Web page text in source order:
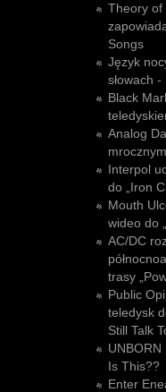
Theory of
Songs
Język
słowach
Black
Analog
Interpol
do „Iron
Mouth
wideo do
AC/DC
trasy
Public
teledysk
Still Talk
Is This??
Enter